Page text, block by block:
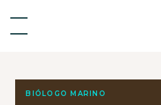
BIÓLOGO MARINO